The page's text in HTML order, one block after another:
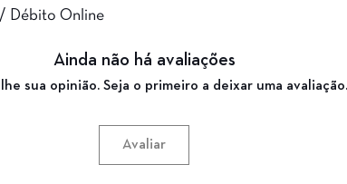
/ Débito Online
Ainda não há avaliações
sua opinião. Seja o primeiro a deixar uma avaliação.
Avaliar